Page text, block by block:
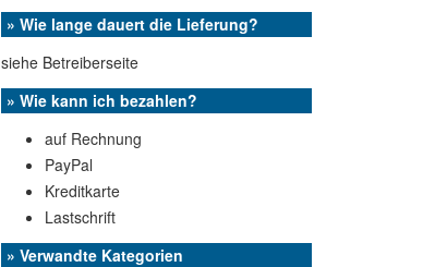
» Wie lange dauert die Lieferung?
siehe Betreiberseite
» Wie kann ich bezahlen?
auf Rechnung
PayPal
Kreditkarte
Lastschrift
» Verwandte Kategorien